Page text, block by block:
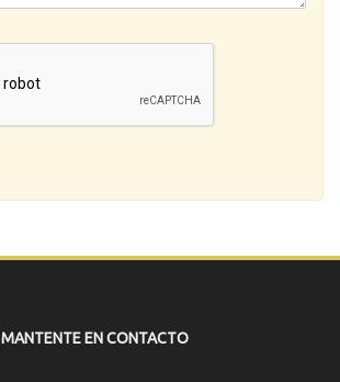
MANTENTE EN CONTACTO